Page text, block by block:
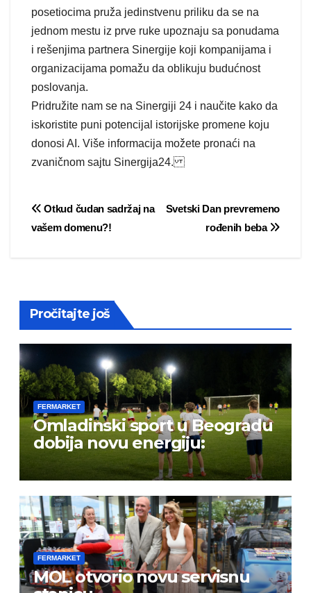
posetiocima pruža jedinstvenu priliku da se na
jednom mestu iz prve ruke upoznaju sa ponudama
i rešenjima partnera Sinergije koji kompanijama i
organizacijama pomažu da oblikuju budućnost
poslovanja.
Pridružite nam se na Sinergiji 24 i naučite kako da
iskoristite puni potencijal istorijske promene koju
donosi AI. Više informacija možete pronaći na
zvaničnom sajtu Sinergija24.
Post
Svetski Dan prevremeno
rođenih beba
Otkud čudan sadržaj na
vašem domenu?!
Pročitajte još
FERMARKET
Omladinski sport u Beogradu
dobija novu energiju:
FERMARKET
MOL otvorio novu servisnu